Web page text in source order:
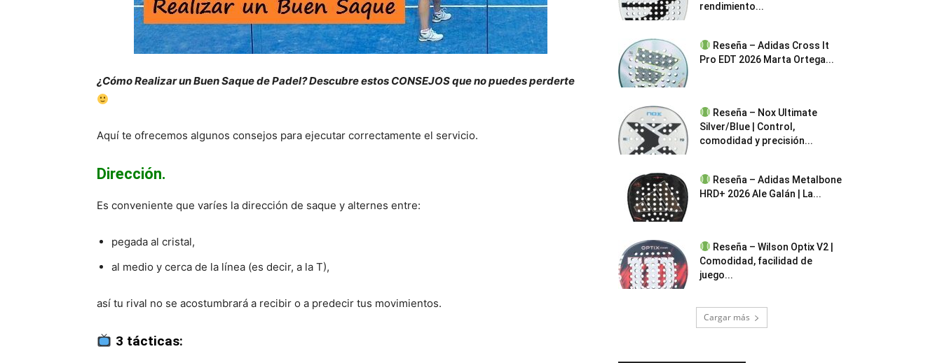
¿Cómo Realizar un Buen Saque de Padel? Descubre estos CONSEJOS que no puedes perderte
Aquí te ofrecemos algunos consejos para ejecutar correctamente el servicio.
Dirección.
Es conveniente que varíes la dirección de saque y alternes entre:
pegada al cristal,
al medio y cerca de la línea (es decir, a la T),
así tu rival no se acostumbrará a recibir o a predecir tus movimientos.
3 tácticas:
rendimiento...
Reseña – Adidas Cross It
Pro EDT 2026 Marta Ortega...
Reseña – Nox Ultimate
Silver/Blue | Control,
comodidad y precisión...
Reseña – Adidas Metalbone
HRD+ 2026 Ale Galán | La...
Reseña – Wilson Optix V2 |
Comodidad, facilidad de
juego...
Cargar más